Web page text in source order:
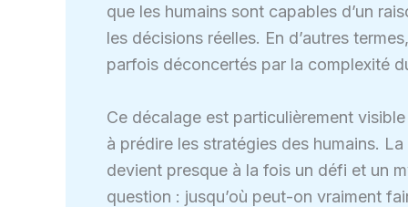
que les humains sont capables d’un
les décisions réelles. En d’autres
parfois déconcertés par la complexité
Ce décalage est particulièrement
à prédire les stratégies des humains.
devient presque à la fois un défi et un
question : jusqu’où peut-on vraiment